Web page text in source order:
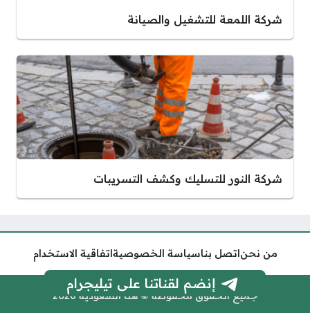
شركة اللمعة للتشغيل والصيانة
شركة النور للتسليك وكشف التسريبات
من نحناتصل بناسياسة الخصوصيةاتفاقية الاستخدام
جميع الحقوق محفوظة © هنا السعودية 2026
إنضم لقناتنا على تيليجرام